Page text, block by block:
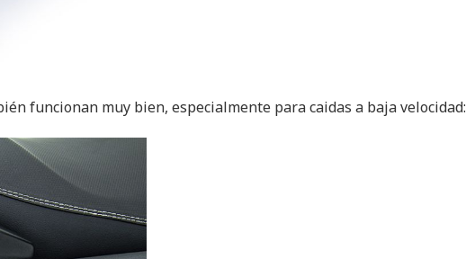
funcionan muy bien, especialmente para caidas a baja velocidad: